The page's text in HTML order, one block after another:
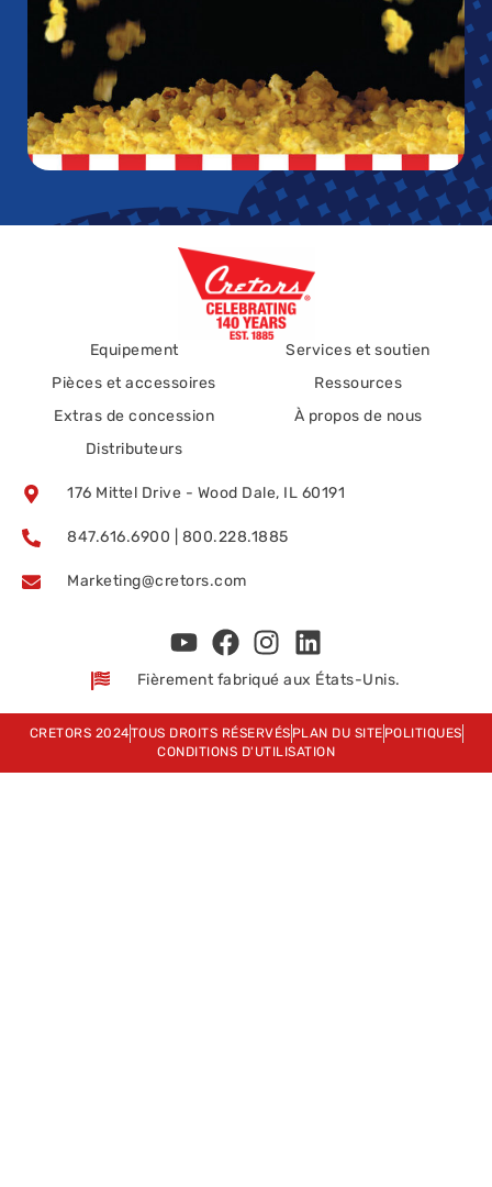
Equipement
Pièces et accessoires
Extras de concession
Distributeurs
Services et soutien
Ressources
À propos de nous
176 Mittel Drive - Wood Dale, IL 60191
847.616.6900 | 800.228.1885
Marketing@cretors.com
Fièrement fabriqué aux États-Unis.
CRETORS 2024TOUS DROITS RÉSERVÉS PLAN DU SITE POLITIQUES
CONDITIONS D'UTILISATION